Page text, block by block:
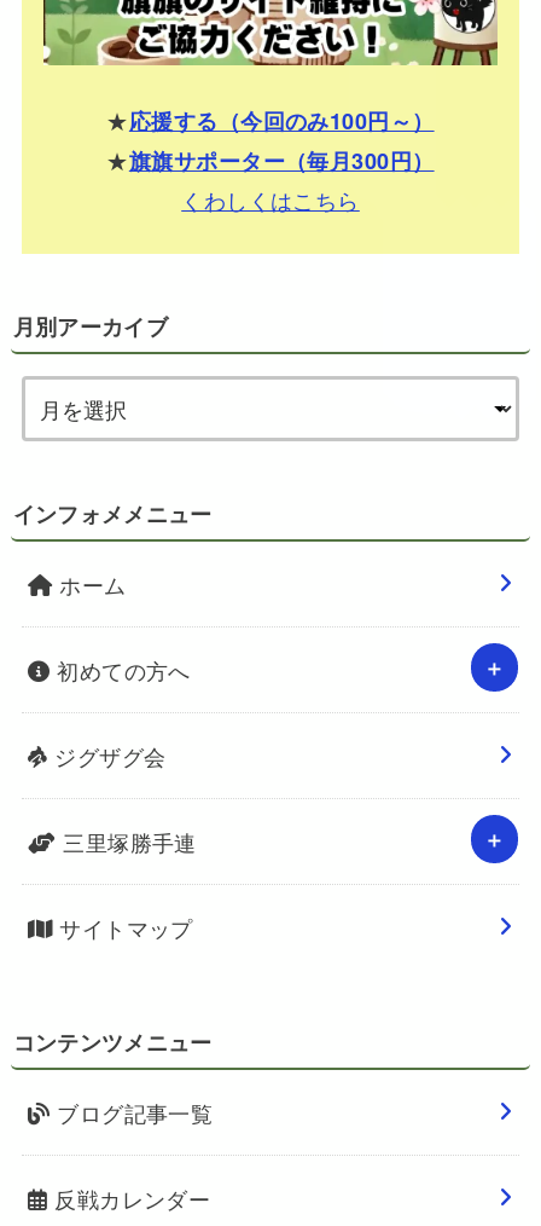
★応援する（今回のみ100円～）
★旗旗サポーター（毎月300円）
くわしくはこちら
月別アーカイブ
インフォメメニュー
ホーム
初めての方へ
ジグザグ会
三里塚勝手連
サイトマップ
コンテンツメニュー
ブログ記事一覧
反戦カレンダー